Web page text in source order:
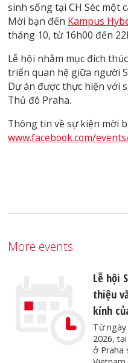
sinh sống tại CH Séc một
Mời bạn đến Kampus
tháng 10, từ 16h00 đến
Lễ hội nhằm mục đích
triển quan hệ giữa người
Dự án được thực hiện với
Thủ đô Praha.
Thông tin về sự kiện mời
www.facebook.com/
More events
Lễ hội
thiệu
kính
Từ
2026,
ở Praha